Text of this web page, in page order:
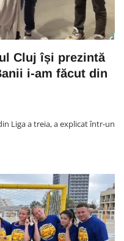
Cluj își prezintă
i-am făcut din
Liga a treia, a explicat într-un